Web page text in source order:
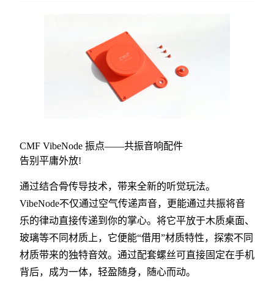
CMF VibeNode 振点——共振音响配件
告别平庸外放!
通过结合骨传导技术，带来全新的听觉玩法。
VibeNode不仅通过空气传递声音，更能通过共振将音
乐的律动直接传递到你的掌心。将它平放于木质桌面、
玻璃等不同材质上，它便能“借用”材质特性，探索不同
材质带来的独特音效。通过配套螺丝可直接固定在手机
背后，成为一体，轻盈随身，随心而动。